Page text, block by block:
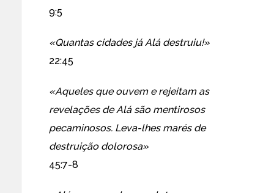
9:5
«Quantas cidades já Alá destruiu!»
22:45
«Aqueles que ouvem e rejeitam as
revelações de Alá são mentirosos
pecaminosos. Leva-lhes marés de
destruição dolorosa»
45:7-8